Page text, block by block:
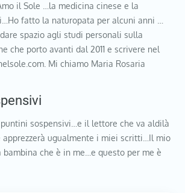
il Sole …la medicina cinese e la
fatto la naturopata per alcuni anni …
spazio agli studi personali sulla
che porto avanti dal 2011 e scrivere nel
Mi chiamo Maria Rosaria
sospensivi…e il lettore che va aldilà
apprezzerà ugualmente i miei scritti…Il mio
che è in me…e questo per me è